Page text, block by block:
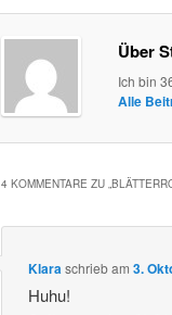
Über
Ich bin
Alle
4 KOMMENTARE ZU „
Klaraschriebam3.
Huhu!